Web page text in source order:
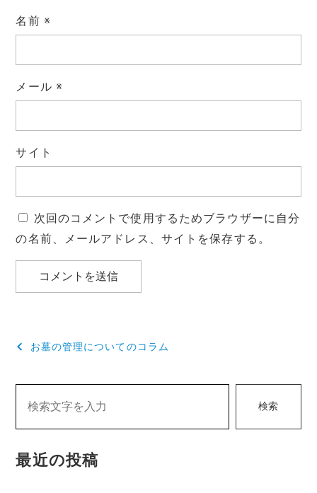
名前 ※
メール ※
サイト
次回のコメントで使用するためブラウザーに自分
の名前、メールアドレス、サイトを保存する。
投
ビ
ー
お墓の管理についてのコラム
検索
最近の投稿